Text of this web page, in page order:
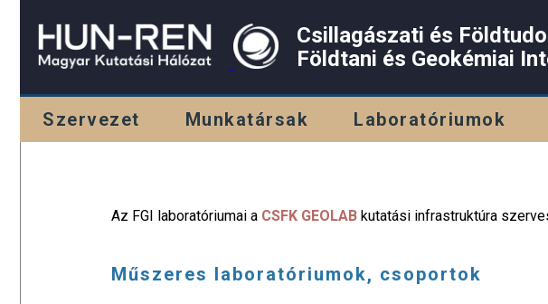
Csillagászati és
Földtani és Geokémiai
Szervezet Munkatársak Laboratóriumok
Az FGI laboratóriumai a CSFK GEOLAB kutatási infrastruktúra
Műszeres laboratóriumok, csoportok